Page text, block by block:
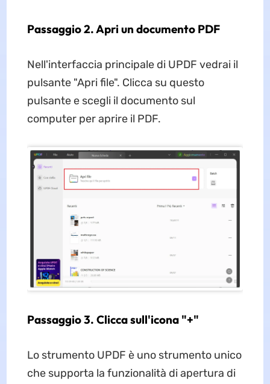
Passaggio 2. Apri un documento PDF
Nell'interfaccia principale di UPDF vedrai il
pulsante "Apri file". Clicca su questo
pulsante e scegli il documento sul
computer per aprire il PDF.
Passaggio 3. Clicca sull'icona "+"
Lo strumento UPDF è uno strumento unico
che supporta la funzionalità di apertura di